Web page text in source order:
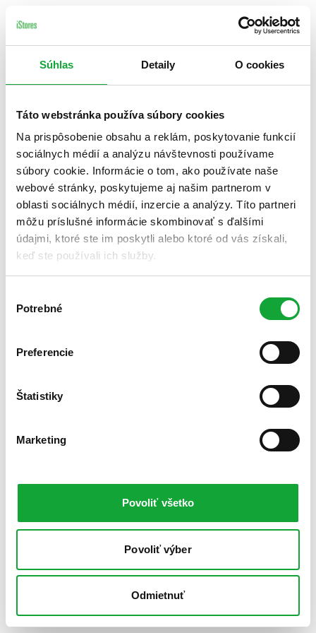
Súhlas Detaily O cookies
Táto webstránka používa súbory cookies
Na prispôsobenie obsahu a reklám, poskytovanie funkcií
sociálnych médií a analýzu návštevnosti používame
súbory cookie. Informácie o tom, ako používate naše
webové stránky, poskytujeme aj našim partnerom v
oblasti sociálnych médií, inzercie a analýzy. Títo partneri
môžu príslušné informácie skombinovať s ďalšími
údajmi, ktoré ste im poskytli alebo ktoré od vás získali,
keď ste používali ich služby.
súhlasu
Potrebné
Preferencie
Štatistiky
Marketing
Povoliť všetko
Povoliť výber
Odmietnuť